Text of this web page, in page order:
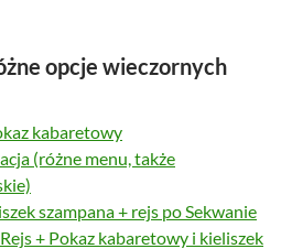
opcje wieczornych
kabaretowy
(różne menu, także
szampana + rejs po Sekwanie
+ Pokaz kabaretowy i kieliszek